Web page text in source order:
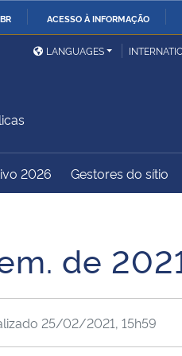
ACESSO À INFORMAÇÃO
Ministério das Relações
Exteriores
Controladoria-Geral da
Banco Central do Brasil
LANGUAGES
2026 Gestores do sítio
de
25/02/2021, 15h59